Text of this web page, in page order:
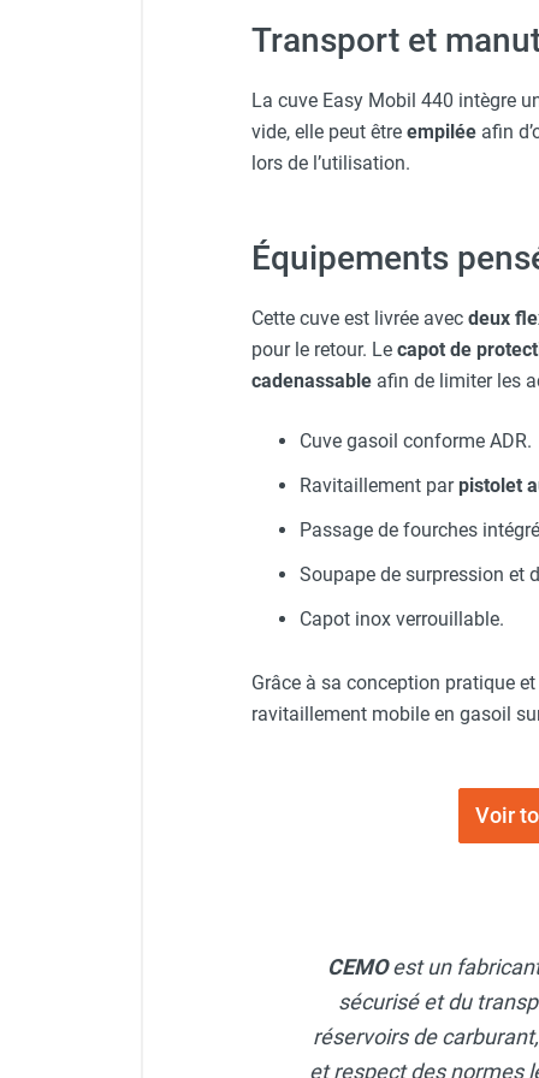
Chauffage FARM au gaz
Chauffage FARM au fioul
Chaudière fixe à eau
Aérotherme fixe mural
Aérotherme à eau chaude ou froide
Aérotherme pompe à chaleur
(détente directe)
Chauffage mobile électrique, fioul et
Chauffage mobile électrique
Chauffage haute température pour
étuvage industriel ou destruction
Chauffage électrique infrarouge
Chauffage électrique par convection
Chauffage mobile au fioul et GNR
cheminée et réservoir intégré
Chauffage fioul soufflant avec
Chauffage mobile au gaz à
combustion indirecte
Chauffage mobile au gaz rayonnant
Transport et
La cuve Easy Mobil 440 intègre
vide, elle peut être empilée afin
lors de l’utilisation.
Équipements
Cette cuve est livrée avec deux
pour le retour. Le capot de
cadenassable afin de limiter les
Cuve gasoil conforme ADR.
Ravitaillement parpistolet
Passage de fourches
Soupape de surpression et
Capot inox verrouillable.
Grâce à sa conception pratique
ravitaillement mobile en gasoil
Voir
CEMOest un
sécurisé et du
réservoirs de
et respect des normes